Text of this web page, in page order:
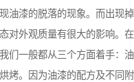
油漆的脱落的现象。而出现
对外观质量有很大的影响。
们一般都从三个方面着手：
烤。因为油漆的配方及不同